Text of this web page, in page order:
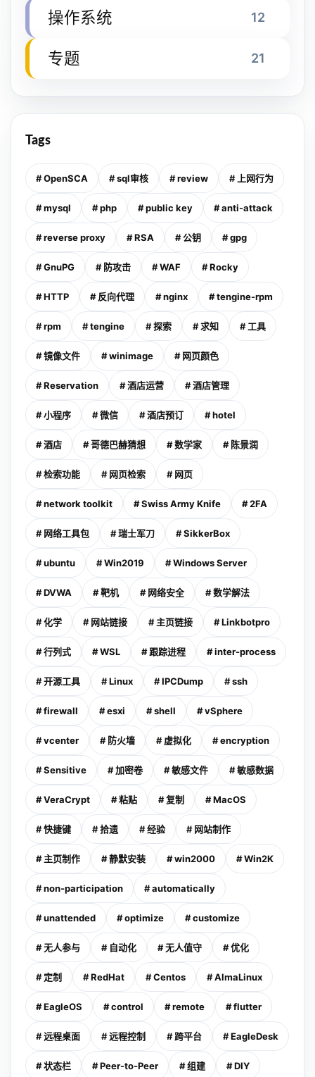
操作系统 12
专题 21
Tags
# OpenSCA # sql审核 # review # 上网行为
# mysql # php # public key # anti-attack
# reverse proxy # RSA # 公钥 # gpg
# GnuPG # 防攻击 # WAF # Rocky
# HTTP # 反向代理 # nginx # tengine-rpm
# rpm # tengine # 探索 # 求知 # 工具
# 镜像文件 # winimage # 网页颜色
# Reservation # 酒店运营 # 酒店管理
# 小程序 # 微信 # 酒店预订 # hotel
# 酒店 # 哥德巴赫猜想 # 数学家 # 陈景润
# 检索功能 # 网页检索 # 网页
# network toolkit # Swiss Army Knife # 2FA
# 网络工具包 # 瑞士军刀 # SikkerBox
# ubuntu # Win2019 # Windows Server
# DVWA # 靶机 # 网络安全 # 数学解法
# 化学 # 网站链接 # 主页链接 # Linkbotpro
# 行列式 # WSL # 跟踪进程 # inter-process
# 开源工具 # Linux # IPCDump # ssh
# firewall # esxi # shell # vSphere
# vcenter # 防火墙 # 虚拟化 # encryption
# Sensitive # 加密卷 # 敏感文件 # 敏感数据
# VeraCrypt # 粘贴 # 复制 # MacOS
# 快捷键 # 拾遗 # 经验 # 网站制作
# 主页制作 # 静默安装 # win2000 # Win2K
# non-participation # automatically
# unattended # optimize # customize
# 无人参与 # 自动化 # 无人值守 # 优化
# 定制 # RedHat # Centos # AlmaLinux
# EagleOS # control # remote # flutter
# 远程桌面 # 远程控制 # 跨平台 # EagleDesk
# 状态栏 # Peer-to-Peer # 组建 # DIY